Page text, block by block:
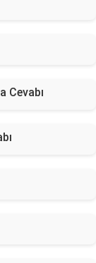
Cevabı